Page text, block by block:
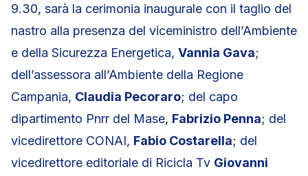
9.30, sarà la cerimonia inaugurale con il taglio del
nastro alla presenza del viceministro dell’Ambiente
e della Sicurezza Energetica, Vannia Gava;
dell’assessora all’Ambiente della Regione
Campania, Claudia Pecoraro; del capo
dipartimento Pnrr del Mase, Fabrizio Penna; del
vicedirettore CONAI, Fabio Costarella; del
vicedirettore editoriale di Ricicla Tv Giovanni